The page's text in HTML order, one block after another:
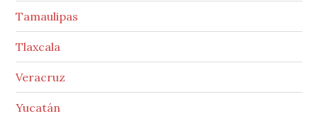
Tamaulipas
Tlaxcala
Veracruz
Yucatán